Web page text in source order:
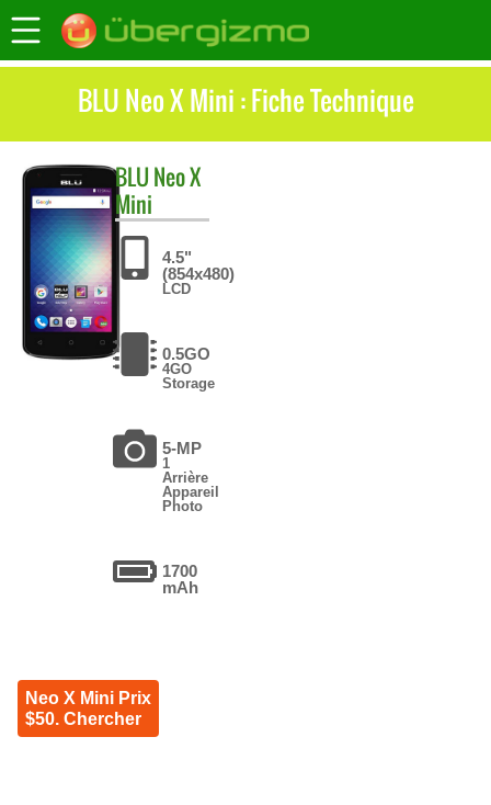
BLU Neo X Mini : Fiche Technique
BLUNeo X
Mini
4.5"
(854x480)
LCD
0.5GO
4GO
Storage
5-MP
1
Arrière
Appareil
Photo
1700
mAh
Neo X Mini Prix
$50. Chercher